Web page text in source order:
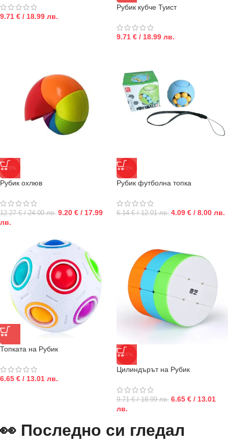
9.71 € / 18.99 лв.
Рубик кубче Туист
9.71 € / 18.99 лв.
-25%
Рубик охлюв
12.27 € / 24.00 лв. 9.20 € / 17.99
лв.
-33%
Рубик футболна топка
6.14 € / 12.01 лв. 4.09 € / 8.00 лв.
Топката на Рубик
6.65 € / 13.01 лв.
-32%
Цилиндърът на Рубик
9.71 € / 18.99 лв. 6.65 € / 13.01
лв.
👀 Последно си гледал